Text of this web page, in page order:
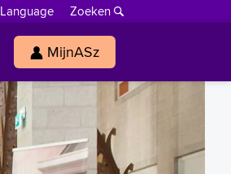
Language
Zoeken
MijnASz